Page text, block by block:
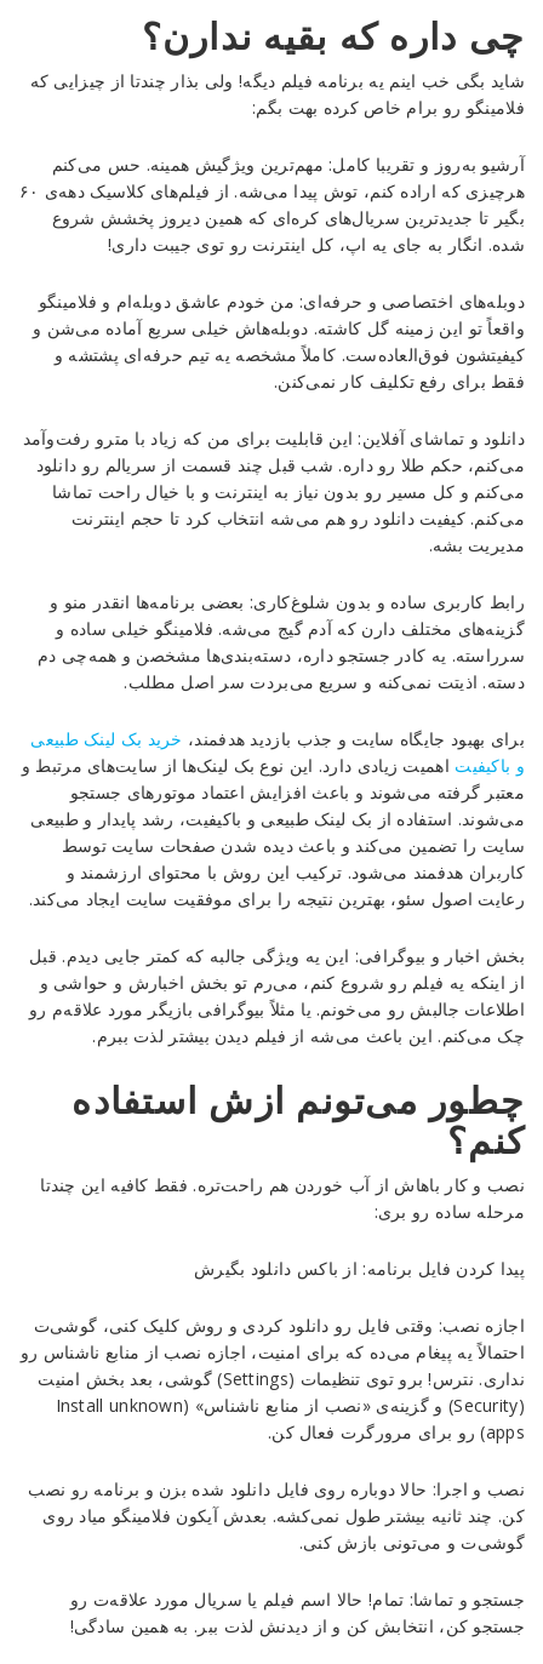
چی داره که بقیه ندارن؟
شاید بگی خب اینم یه برنامه فیلم دیگه! ولی بذار چندتا از چیزایی که
فلامینگو رو برام خاص کرده بهت بگم:
آرشیو به‌روز و تقریبا کامل: مهم‌ترین ویژگیش همینه. حس می‌کنم
هرچیزی که اراده کنم، توش پیدا می‌شه. از فیلم‌های کلاسیک دهه‌ی ۶۰
بگیر تا جدیدترین سریال‌های کره‌ای که همین دیروز پخشش شروع
شده. انگار به جای یه اپ، کل اینترنت رو توی جیبت داری!
دوبله‌های اختصاصی و حرفه‌ای: من خودم عاشق دوبله‌ام و فلامینگو
واقعاً تو این زمینه گل کاشته. دوبله‌هاش خیلی سریع آماده می‌شن و
کیفیتشون فوق‌العاده‌ست. کاملاً مشخصه یه تیم حرفه‌ای پشتشه و
فقط برای رفع تکلیف کار نمی‌کنن.
دانلود و تماشای آفلاین: این قابلیت برای من که زیاد با مترو رفت‌وآمد
می‌کنم، حکم طلا رو داره. شب قبل چند قسمت از سریالم رو دانلود
می‌کنم و کل مسیر رو بدون نیاز به اینترنت و با خیال راحت تماشا
می‌کنم. کیفیت دانلود رو هم می‌شه انتخاب کرد تا حجم اینترنت
مدیریت بشه.
رابط کاربری ساده و بدون شلوغ‌کاری: بعضی برنامه‌ها انقدر منو و
گزینه‌های مختلف دارن که آدم گیج می‌شه. فلامینگو خیلی ساده و
سرراسته. یه کادر جستجو داره، دسته‌بندی‌ها مشخصن و همه‌چی دم
دسته. اذیتت نمی‌کنه و سریع می‌بردت سر اصل مطلب.
برای بهبود جایگاه سایت و جذب بازدید هدفمند، خرید بک لینک طبیعی
و باکیفیت اهمیت زیادی دارد. این نوع بک لینک‌ها از سایت‌های مرتبط و
معتبر گرفته می‌شوند و باعث افزایش اعتماد موتورهای جستجو
می‌شوند. استفاده از بک لینک طبیعی و باکیفیت، رشد پایدار و طبیعی
سایت را تضمین می‌کند و باعث دیده شدن صفحات سایت توسط
کاربران هدفمند می‌شود. ترکیب این روش با محتوای ارزشمند و
رعایت اصول سئو، بهترین نتیجه را برای موفقیت سایت ایجاد می‌کند.
بخش اخبار و بیوگرافی: این یه ویژگی جالبه که کمتر جایی دیدم. قبل
از اینکه یه فیلم رو شروع کنم، می‌رم تو بخش اخبارش و حواشی و
اطلاعات جالبش رو می‌خونم. یا مثلاً بیوگرافی بازیگر مورد علاقه‌م رو
چک می‌کنم. این باعث می‌شه از فیلم دیدن بیشتر لذت ببرم.
چطور می‌تونم ازش استفاده
کنم؟
نصب و کار باهاش از آب خوردن هم راحت‌تره. فقط کافیه این چندتا
مرحله ساده رو بری:
پیدا کردن فایل برنامه: از باکس دانلود بگیرش
اجازه نصب: وقتی فایل رو دانلود کردی و روش کلیک کنی، گوشی‌ت
احتمالاً یه پیغام می‌ده که برای امنیت، اجازه نصب از منابع ناشناس رو
نداری. نترس! برو توی تنظیمات (Settings) گوشی، بعد بخش امنیت
(Security) و گزینه‌ی «نصب از منابع ناشناس» (Install unknown
apps) رو برای مرورگرت فعال کن.
نصب و اجرا: حالا دوباره روی فایل دانلود شده بزن و برنامه رو نصب
کن. چند ثانیه بیشتر طول نمی‌کشه. بعدش آیکون فلامینگو میاد روی
گوشی‌ت و می‌تونی بازش کنی.
جستجو و تماشا: تمام! حالا اسم فیلم یا سریال مورد علاقه‌ت رو
جستجو کن، انتخابش کن و از دیدنش لذت ببر. به همین سادگی!